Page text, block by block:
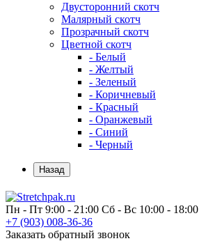
Двусторонний скотч
Малярный скотч
Прозрачный скотч
Цветной скотч
- Белый
- Желтый
- Зеленый
- Коричневый
- Красный
- Оранжевый
- Синий
- Черный
Назад
Пн - Пт 9:00 - 21:00 Сб - Вс 10:00 - 18:00
+7 (903) 008-36-36
Заказать обратный звонок